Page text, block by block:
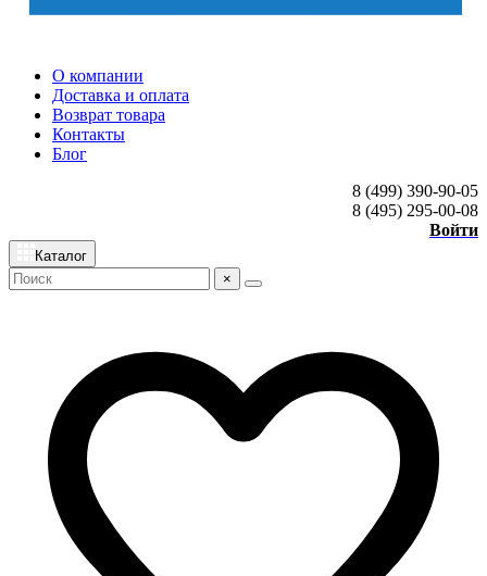
О компании
Доставка и оплата
Возврат товара
Контакты
Блог
8 (499) 390-90-05
8 (495) 295-00-08
Войти
Каталог
×